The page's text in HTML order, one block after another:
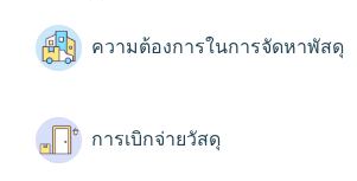
ความต้องการในการจัดหาพัสดุ
การเบิกจ่ายวัสดุ